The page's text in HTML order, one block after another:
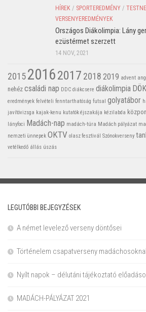
HÍREK / SPORTEREDMÉNY /
VERSENYEREDMÉNYEK
Országos Diákolimpia: Lány
ezüstérmet szerzett
14 NOV, 2021
201520162017 2018 2019 advent
nehéz családi nap DDC diákcsere diákolimpia DÖK
eredmények felvételi fenntarthatóság futsal golyatábor
javítóvizsga kajak-kenu kutatók éjszakája kézilabda
lányfoci Madách-nap madách-túra Madách pályázat
nemzeti ünnepek OKTV olasz fesztivál Szónokverseny
vetélkedő állás úszás
LEGUTÓBBI BEJEGYZÉSEK
A német levelező verseny döntősei
Történelem csapatverseny
Nyílt napok – délutáni tájékoztató
MADÁCH-PÁLYÁZAT 2021